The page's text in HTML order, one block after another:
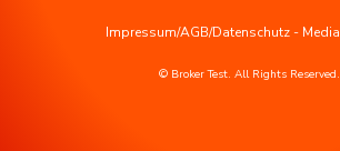
Impressum/AGB/Datenschutz- Media
© Broker Test. All Rights Reserved.